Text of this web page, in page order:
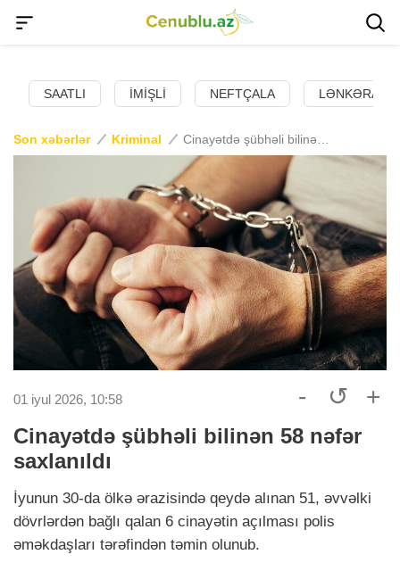
SAATLI İMIŞLI NEFTÇALA LƏNKƏRAN
Son xəbərlər Kriminal
01 iyul 2026, 10:58 - ↺ +
Cinayətdə şübhəli bilinən 58 nəfər
saxlanıldı
İyunun 30-da ölkə ərazisində qeydə alınan 51, əvvəlki
dövrlərdən bağlı qalan 6 cinayətin açılması polis
əməkdaşları tərəfindən təmin olunub.